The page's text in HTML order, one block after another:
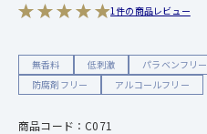
1件の商品レビュー
無香料 低刺激 パラベンフリー
防腐剤フリー
アルコールフリー
商品コード：C071